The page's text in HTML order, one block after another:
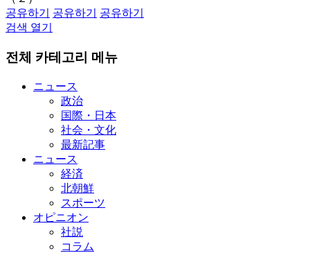
공유하기
공유하기
공유하기
검색 열기
전체 카테고리 메뉴
ニュース
政治
国際・日本
社会・文化
最新記事
ニュース
経済
北朝鮮
スポーツ
オピニオン
社説
コラム